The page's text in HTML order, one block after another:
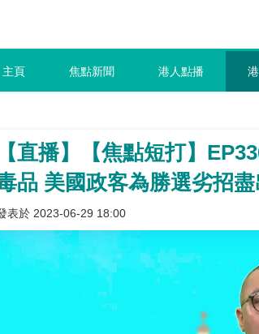
主頁 焦點新聞 港人點播
【直播】【焦點短打】
品 美國政客為勝選劣招盡
表於 2023-06-29 18:00